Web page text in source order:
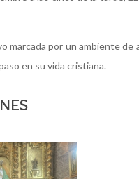
marcada por un ambiente
en su vida cristiana.